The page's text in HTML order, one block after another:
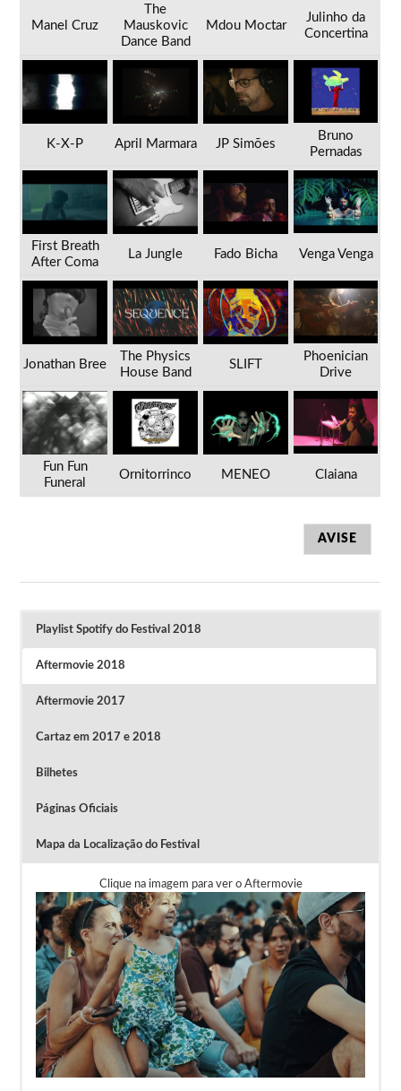
Manel Cruz
The
Mauskovic
Dance Band
Mdou Moctar
Julinho da
Concertina
K-X-P April Marmara JP Simões
Bruno
Pernadas
First Breath
After Coma
La Jungle Fado Bicha Venga Venga
Jonathan Bree
The Physics
House Band
SLIFT
Phoenician
Drive
Fun Fun
Funeral
Ornitorrinco MENEO Claiana
AVISE
Playlist Spotify do Festival 2018
Aftermovie 2018
Aftermovie 2017
Cartaz em 2017 e 2018
Bilhetes
Páginas Oficiais
Mapa da Localização do Festival
Clique na imagem para ver o Aftermovie